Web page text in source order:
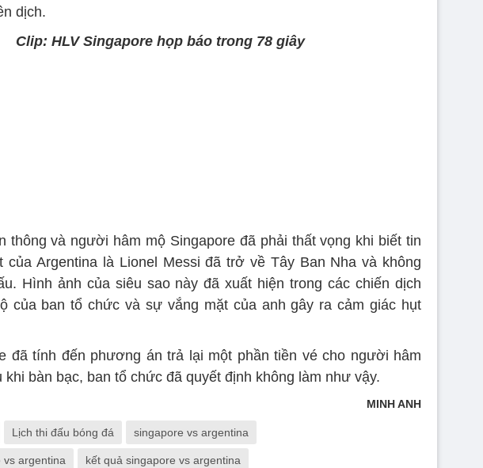
dịch.
Clip: HLV Singapore họp báo trong 78 giây
thông và người hâm mộ Singapore đã phải thất vọng khi biết tin
của Argentina là Lionel Messi đã trở về Tây Ban Nha và không
Hình ảnh của siêu sao này đã xuất hiện trong các chiến dịch
của ban tổ chức và sự vắng mặt của anh gây ra cảm giác hụt
đã tính đến phương án trả lại một phần tiền vé cho người hâm
khi bàn bạc, ban tổ chức đã quyết định không làm như vậy.
MINH ANH
Lịch thi đấu bóng đá singapore vs argentina
vs argentina kết quả singapore vs argentina